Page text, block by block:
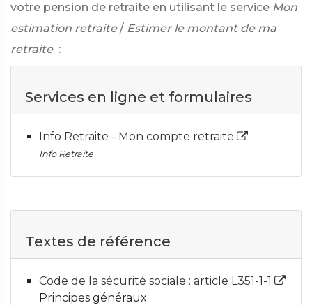
votre pension de retraite en utilisant le service Mon
estimation retraite / Estimer le montant de ma
retraite :
Services en ligne et formulaires
Info Retraite - Mon compte retraite
Info Retraite
Textes de référence
Code de la sécurité sociale : article L351-1-1
Principes généraux